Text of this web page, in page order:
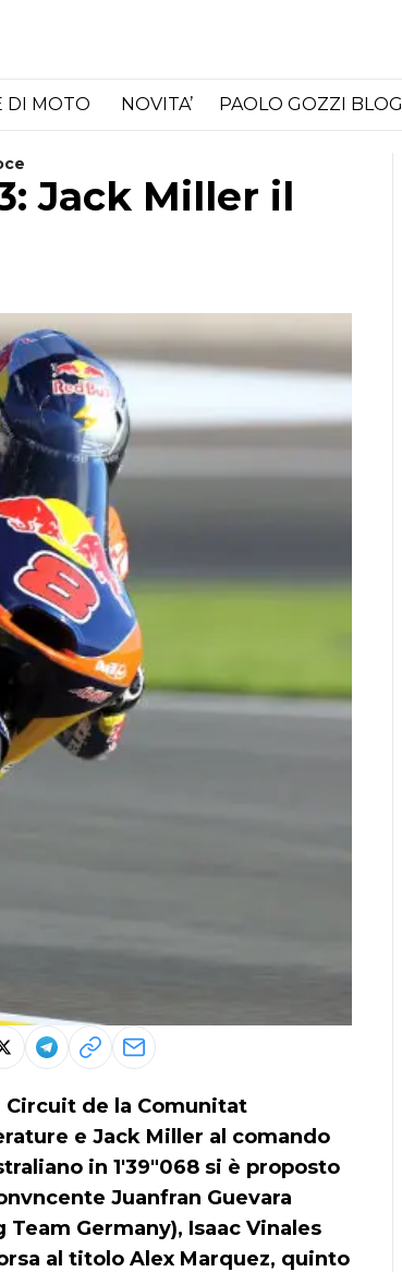
DI MOTO NOVITA’ PAOLO GOZZI BLOG
Jack Miller il
Circuit de la Comunitat
e Jack Miller al comando
in 1'39"068 si è proposto
Juanfran Guevara
Team Germany), Isaac Vinales
al titolo Alex Marquez, quinto